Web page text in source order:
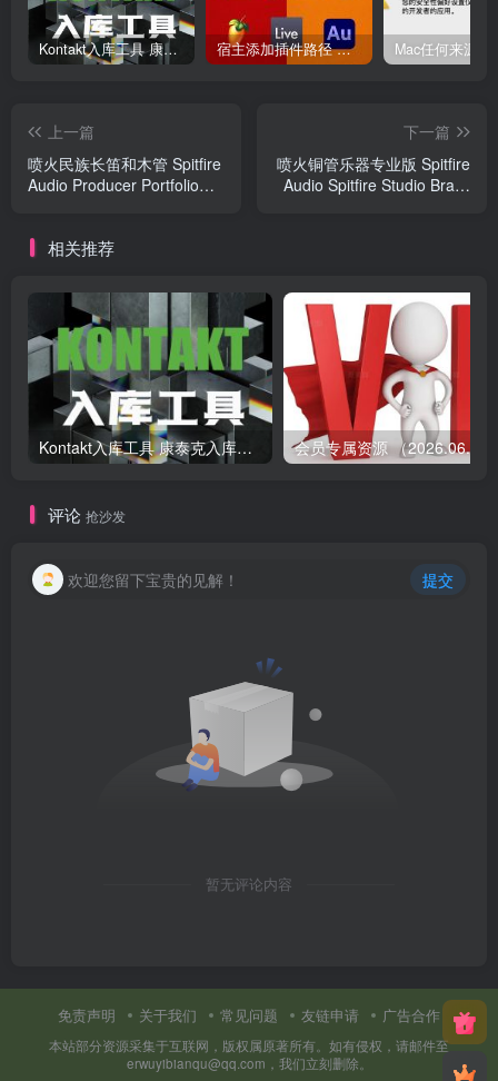
Kontakt入库工具 康泰克入库教程 宿主添加插件路径 插件路径设置 VSTPlugins路径
上一篇
喷火民族长笛和木管 Spitfire
Audio Producer Portfolio
下一篇
喷火铜管乐器专业版 Spitfire
Audio Spitfire Studio Brass
相关推荐
Kontakt入库工具 康泰克入库教程
评论 抢沙发
欢迎您留下宝贵的见解！ 提交
暂无评论内容
免责声明 关于我们 常见问题 友链申请 广告合作
本站部分资源采集于互联网，版权属原著所有。如有侵权，请邮件至
erwuyibianqu@qq.com，我们立刻删除。